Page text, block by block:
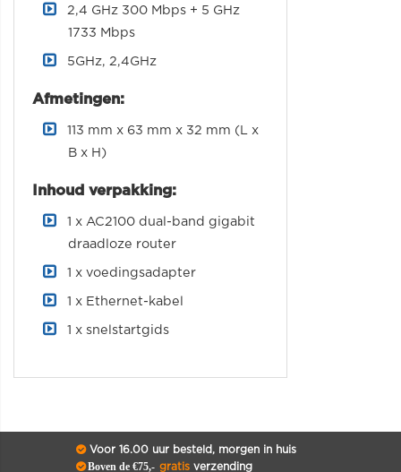
2,4 GHz 300 Mbps + 5 GHz
1733 Mbps
5GHz, 2,4GHz
Afmetingen:
113 mm x 63 mm x 32 mm (L x
B x H)
Inhoud verpakking:
1 x AC2100 dual-band gigabit
draadloze router
1 x voedingsadapter
1 x Ethernet-kabel
1 x snelstartgids
Voor 16.00 uur besteld, morgen in huis
Boven de €75,- gratisverzending